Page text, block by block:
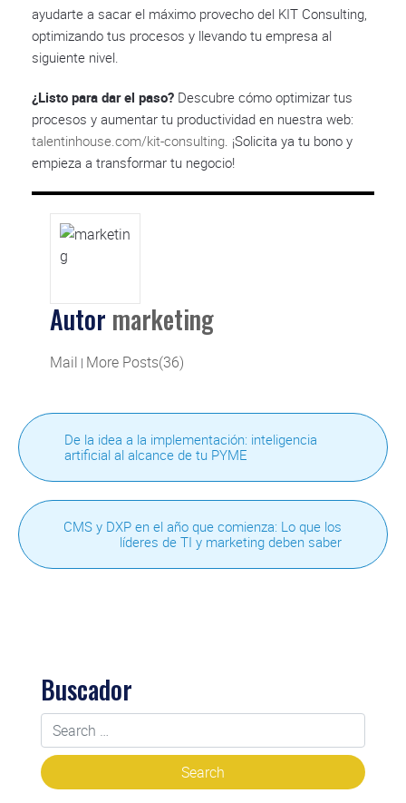
ayudarte a sacar el máximo provecho del KIT Consulting,
optimizando tus procesos y llevando tu empresa al
siguiente nivel.
¿Listo para dar el paso? Descubre cómo optimizar tus
procesos y aumentar tu productividad en nuestra web:
talentinhouse.com/kit-consulting. ¡Solicita ya tu bono y
empieza a transformar tu negocio!
Autor marketing
Mail | More Posts(36)
De la idea a la implementación: inteligencia
artificial al alcance de tu PYME
CMS y DXP en el año que comienza: Lo que los
líderes de TI y marketing deben saber
Buscador